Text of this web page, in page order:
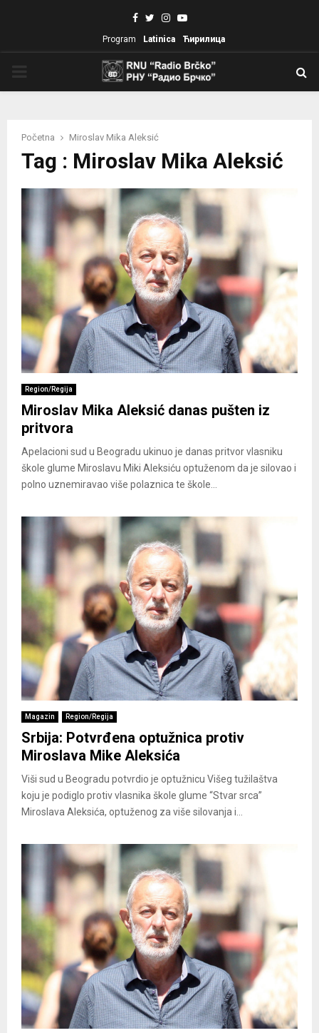
Facebook
TwitterInstagram
Youtube
Program Latinica Ћирилица
Početna Miroslav Mika Aleksić
Tag : Miroslav Mika Aleksić
Region/Regija
Miroslav Mika Aleksić danas pušten iz
pritvora
Apelacioni sud u Beogradu ukinuo je danas pritvor vlasniku
škole glume Miroslavu Miki Aleksiću optuženom da je silovao i
polno uznemiravao više polaznica te škole...
Magazin Region/Regija
Srbija: Potvrđena optužnica protiv
Miroslava Mike Aleksića
Viši sud u Beogradu potvrdio je optužnicu Višeg tužilaštva
koju je podiglo protiv vlasnika škole glume “Stvar srca”
Miroslava Aleksića, optuženog za više silovanja i...